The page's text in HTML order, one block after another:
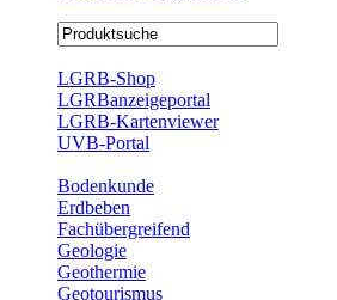
LGRB-Shop
LGRBanzeigeportal
LGRB-Kartenviewer
UVB-Portal
Bodenkunde
Erdbeben
Fachübergreifend
Geologie
Geothermie
Geotourismus